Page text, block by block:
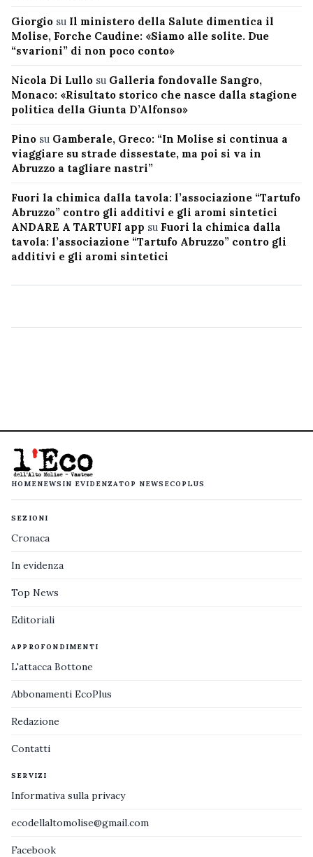
Giorgio su Il ministero della Salute dimentica il
Molise, Forche Caudine: «Siamo alle solite. Due
“svarioni” di non poco conto»
Nicola Di Lullo su Galleria fondovalle Sangro,
Monaco: «Risultato storico che nasce dalla stagione
politica della Giunta D’Alfonso»
Pino su Gamberale, Greco: “In Molise si continua a
viaggiare su strade dissestate, ma poi si va in
Abruzzo a tagliare nastri”
Fuori la chimica dalla tavola: l’associazione “Tartufo
Abruzzo” contro gli additivi e gli aromi sintetici
ANDARE A TARTUFI app su Fuori la chimica dalla
tavola: l’associazione “Tartufo Abruzzo” contro gli
additivi e gli aromi sintetici
HOMENEWS IN EVIDENZATOP NEWS ECOPLUS
SEZIONI
Cronaca
In evidenza
Top News
Editoriali
APPROFONDIMENTI
L'attacca Bottone
Abbonamenti EcoPlus
Redazione
Contatti
SERVIZI
Informativa sulla privacy
ecodellaltomolise@gmail.com
Facebook